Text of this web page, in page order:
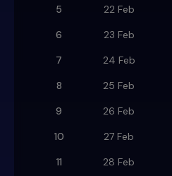
5
22 Feb
6
23 Feb
7
24 Feb
8
25 Feb
9
26 Feb
10
27 Feb
11
28 Feb